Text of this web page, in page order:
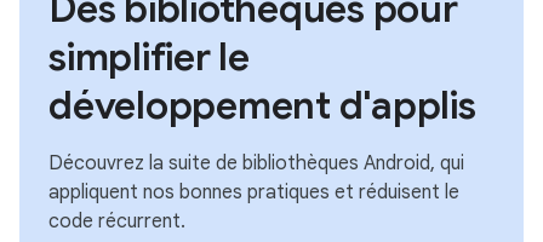
simplifier le
développement d'applis
Découvrez la suite de bibliothèques Android, qui
appliquent nos bonnes pratiques et réduisent le
code récurrent.